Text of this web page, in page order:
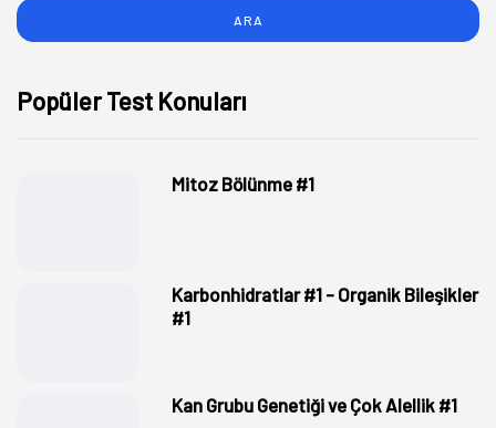
Popüler Test Konuları
Mitoz Bölünme #1
Karbonhidratlar #1 - Organik Bileşikler
#1
Kan Grubu Genetiği ve Çok Alellik #1